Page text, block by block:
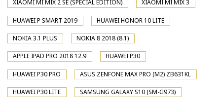
XIAOMI MI MIX 2 SE (SPECIAL EDITION) XIAOMI MI MIX 3
HUAWEI P SMART 2019 HUAWEI HONOR 10 LITE
NOKIA 3.1 PLUS NOKIA 8 2018 (8.1)
APPLE IPAD PRO 2018 12.9 HUAWEI P30
HUAWEI P30 PRO ASUS ZENFONE MAX PRO (M2) ZB631KL
HUAWEI P30 LITE SAMSUNG GALAXY S10 (SM-G973)